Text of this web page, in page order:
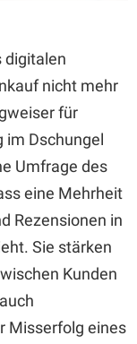
digitalen
nicht mehr
für
im Dschungel
Umfrage des
eine Mehrheit
Rezensionen in
Sie stärken
Kunden
Misserfolg eines